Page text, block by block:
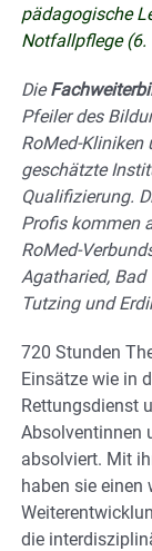
pädagogische
Notfallpflege (6.
Die
Pfeiler des
RoMed-Kliniken
geschätzte
Qualifizierung.
Profis kommen
RoMed-
Agatharied, Bad
Tutzing und
720 Stunden
Einsätze wie in
Rettungsdienst
Absolventinnen
absolviert. Mit
haben sie einen
die